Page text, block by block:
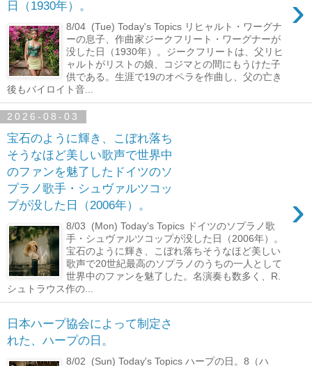
日（1930年）。 ›
8/04 (Tue) Today's Topics リヒャルト・ワーグナ
ーの息子、作曲家ジークフリート・ワーグナーが
没した日（1930年）。ジークフリートは、父リヒ
ャルトがリストの娘、コジマとの間にもうけた子
供である。生涯で19のオペラを作曲し、父の亡き
後もバイロイト音...
2026-08-03
宝石のように輝き、こぼれ落ち
そうなほど美しい歌声で世界中
のファンを魅了したドイツのソ
プラノ歌手・シュヴァルツコッ
プが没した日（2006年）。
›
8/03 (Mon) Today's Topics ドイツのソプラノ歌
手・シュヴァルツコップが没した日（2006年）。
宝石のように輝き、こぼれ落ちそうなほど美しい
歌声で20世紀最高のソプラノのうちの一人として
世界中のファンを魅了した。名演奏も数多く、R.
シュトラウス作の...
日本ハープ協会によって制定さ
れた、ハープの日。
8/02 (Sun) Today's Topics ハープの日。8（ハ